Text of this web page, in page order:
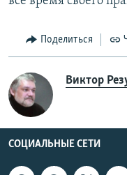
Поделиться
Виктор
СОЦИАЛЬНЫЕ СЕТИ